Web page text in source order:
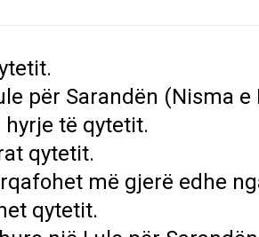
për Sarandën (Nisma e
të qytetit.
qytetit.
më gjerë edhe
qytetit.